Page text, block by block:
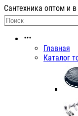
Сантехника оптом и
Главная
Каталог